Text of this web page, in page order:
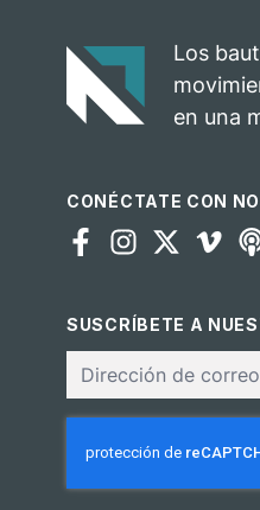
Los
en una
CONÉCTATE CON
SUSCRÍBETE A
electrónico